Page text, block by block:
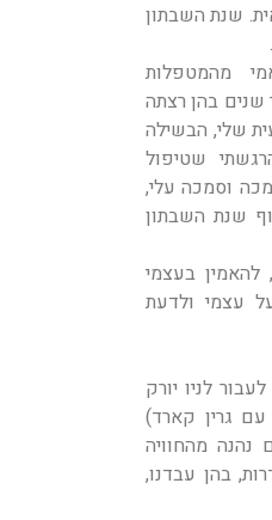
שנת השבתון
מהמטפלות
שנים בהן רצתה
שלי, הבשילה
שטיפול
וסמכה עלי,
שנת השבתון
בעצמי
עצמי ולדעת
לניו יורק
גרין קארד)
מהחוויה
בהן עבדנו,